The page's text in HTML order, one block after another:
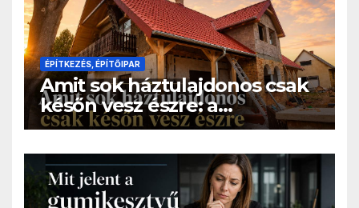
ÉPÍTKEZÉS, ÉPÍTŐIPAR
Amit sok háztulajdonos csak
későn vesz észre: a
cserepeslemez tető nem